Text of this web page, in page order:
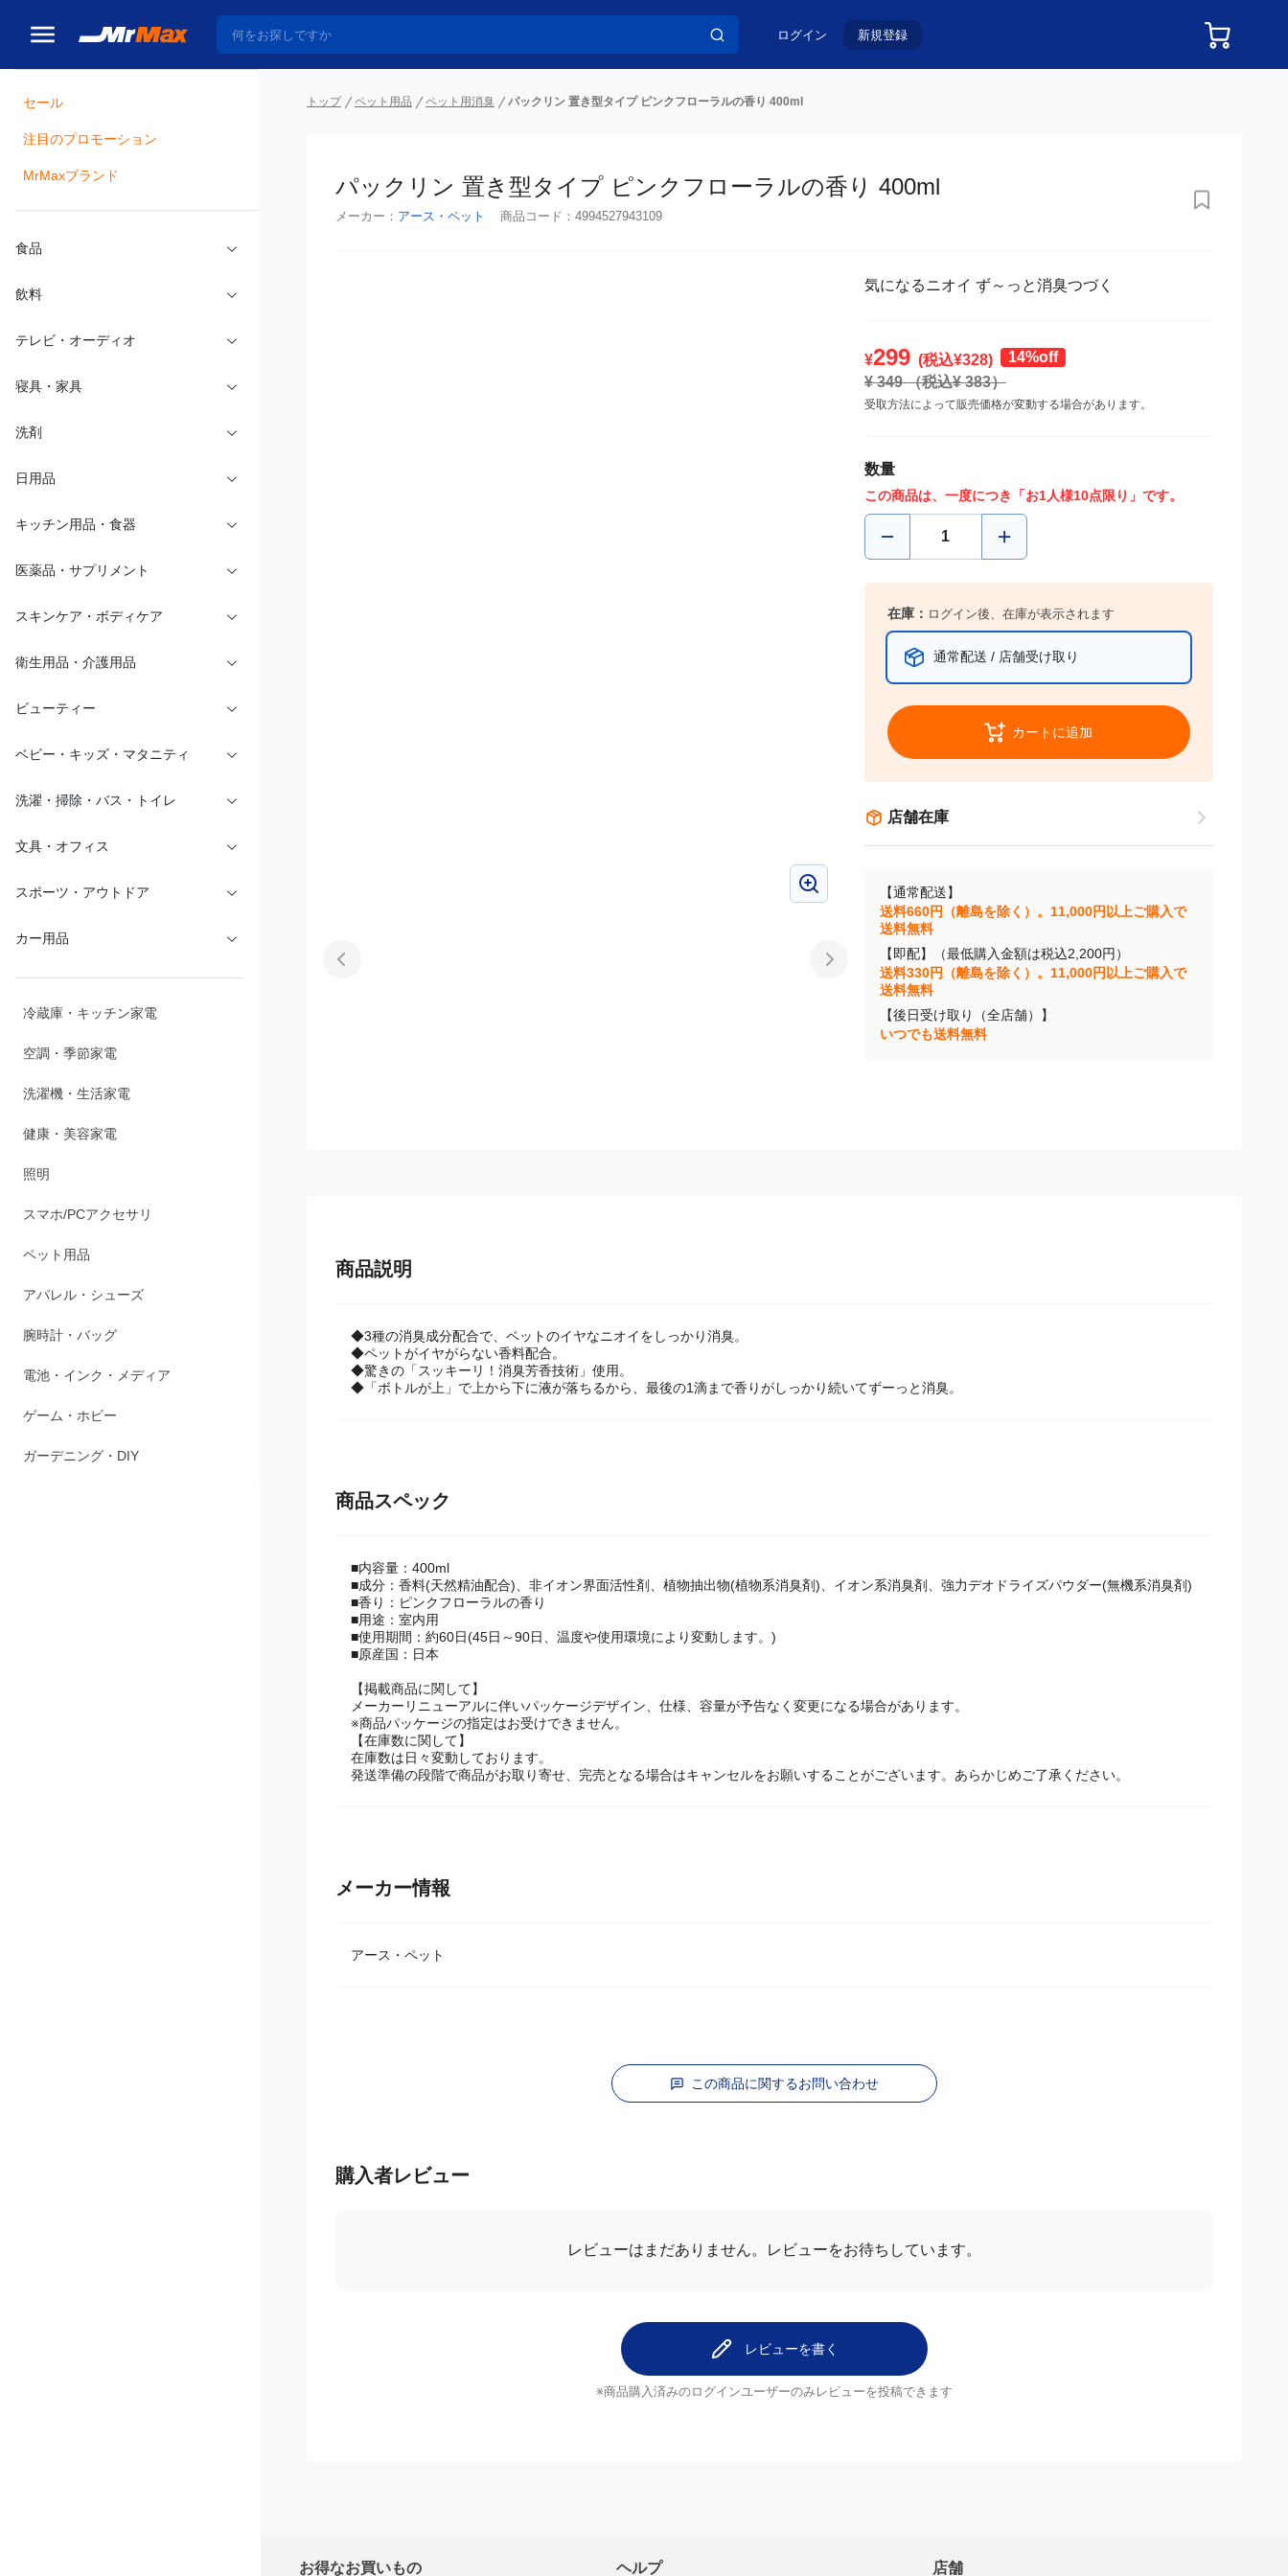
ログイン 新規登録
セール
注目のプロモーション
MrMaxブランド
食品
飲料
テレビ・オーディオ
寝具・家具
洗剤
日用品
カー用品
冷蔵庫・キッチン家電
空調・季節家電
洗濯機・生活家電
健康・美容家電
照明
スマホ/PCアクセサリ
トップ ペット用品 ペット用消臭 パックリン 置き型タイプ ピンクフローラルの香り 400ml
パックリン 置き型タイプ ピンクフローラルの香り 400ml
メーカー： アース・ペット 商品コード： 4994527943109
気になるニオイ ず～っと消臭つづく
¥299 (税込¥328)
14%off
¥ 349（税込¥383）
受取方法によって販売価格が変動する場合があります。
数量
この商品は、一度につき「お1人様10点限り」です。
在庫： ログイン後、在庫が表示されます
通常配送 / 店舗受け取り
カートに追加
店舗在庫
【通常配送】
送料660円（離島を除く）。11,000円以上ご購入で
送料無料
【即配】（最低購入金額は税込2,200円）
送料330円（離島を除く）。11,000円以上ご購入で
送料無料
【後日受け取り（全店舗）】
◆3種の消臭成分配合で、ペットのイヤなニオイをしっかり消臭。
◆ペットがイヤがらない香料配合。
◆驚きの「スッキーリ！消臭芳香技術」使用。
■内容量：400ml
■成分：香料(天然精油配合)、非イオン界面活性剤、植物抽出物(植物系消臭剤)、イオン系消臭剤、強力デオドライズパウダー(無機系消臭剤)
■香り：ピンクフローラルの香り
■用途：室内用
■使用期間：約60日(45日～90日、温度や使用環境により変動します。)
【掲載商品に関して】
メーカーリニューアルに伴いパッケージデザイン、仕様、容量が予告なく変更になる場合があります。
※商品パッケージの指定はお受けできません。
【在庫数に関して】
在庫数は日々変動しております。
この商品に関するお問い合わせ
お得なお買いもの ヘルプ 店舗